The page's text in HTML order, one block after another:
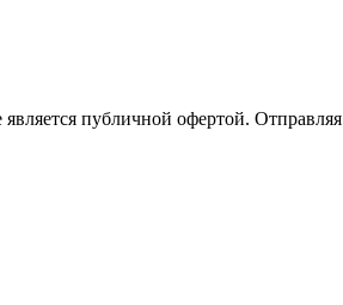
публичной офертой.